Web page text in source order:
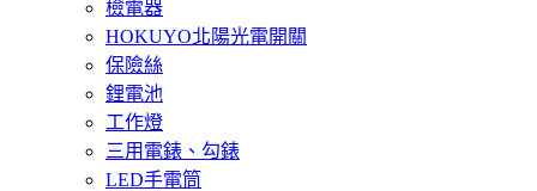
檢電器
HOKUYO北陽光電開關
保險絲
鋰電池
工作燈
三用電錶、勾錶
LED手電筒